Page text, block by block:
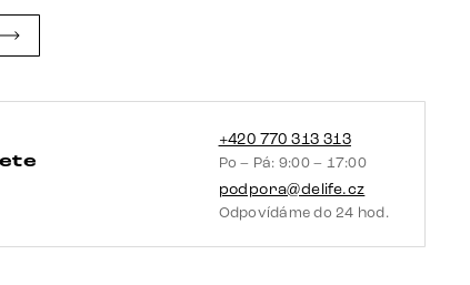
V
+420 770 313 313
Po – Pá: 9:00 – 17:00
podpora@delife.cz
Odpovídáme do 24 hod.